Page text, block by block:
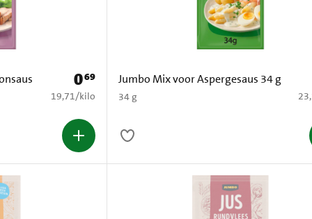
Prijs: € 0,69
069
€ 19,71 per kilo
19,71/kilo
Jumbo Mix voor Aspergesaus 34 g
34 g
€